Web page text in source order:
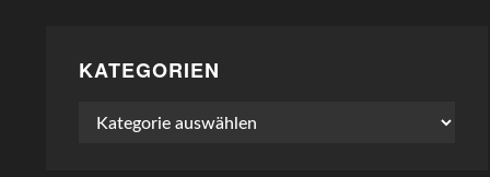
KATEGORIEN
Kategorien